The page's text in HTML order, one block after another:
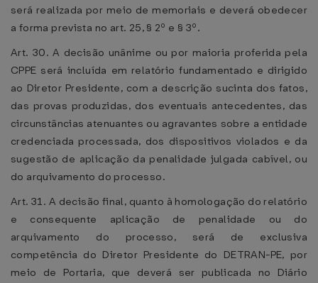
será realizada por meio de memoriais e deverá obedecer
a forma prevista no art. 25, § 2º e § 3º.
Art. 30. A decisão unânime ou por maioria proferida pela
CPPE será incluída em relatório fundamentado e dirigido
ao Diretor Presidente, com a descrição sucinta dos fatos,
das provas produzidas, dos eventuais antecedentes, das
circunstâncias atenuantes ou agravantes sobre a entidade
credenciada processada, dos dispositivos violados e da
sugestão de aplicação da penalidade julgada cabível, ou
do arquivamento do processo.
Art. 31. A decisão final, quanto à homologação do relatório
e consequente aplicação de penalidade ou do
arquivamento do processo, será de exclusiva
competência do Diretor Presidente do DETRAN-PE, por
meio de Portaria, que deverá ser publicada no Diário